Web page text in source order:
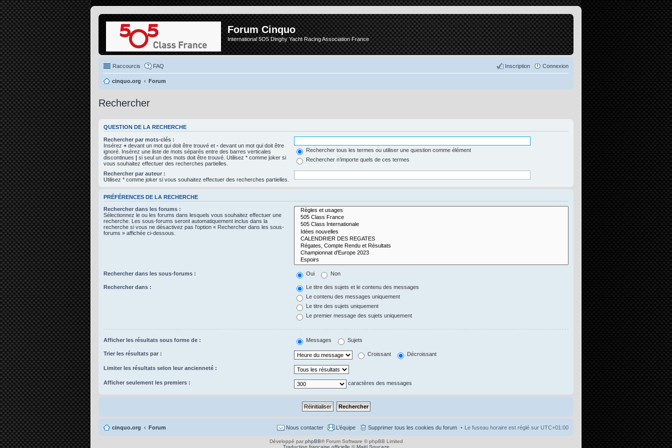
Forum Cinquo
International 5O5 Dinghy Yacht Racing Association France
Raccourcis FAQ Connexion
Inscription
cinquo.org Forum
Rechercher
QUESTION DE LA RECHERCHE
Rechercher par mots-clés :
Insérez + devant un mot qui doit être trouvé et - devant un mot qui doit être
ignoré. Insérez une liste de mots séparés entre des barres verticales
discontinues | si seul un des mots doit être trouvé. Utilisez * comme joker si
vous souhaitez effectuer des recherches partielles.
Rechercher tous les termes ou utiliser une question comme élément
Rechercher n’importe quels de ces termes
Rechercher par auteur :
Utilisez * comme joker si vous souhaitez effectuer des recherches partielles.
PRÉFÉRENCES DE LA RECHERCHE
Rechercher dans les forums :
Sélectionnez le ou les forums dans lesquels vous souhaitez effectuer une
recherche. Les sous-forums seront automatiquement inclus dans la
recherche si vous ne désactivez pas l’option « Rechercher dans les sous-
forums » affichée ci-dessous.
Rechercher dans les sous-forums : Oui Non
Rechercher dans :
Le titre des sujets et le contenu des messages
Le contenu des messages uniquement
Le titre des sujets uniquement
Le premier message des sujets uniquement
Afficher les résultats sous forme de : Messages Sujets
Trier les résultats par : Croissant Décroissant
Limiter les résultats selon leur ancienneté :
Afficher seulement les premiers : caractères des messages
cinquo.org Forum Le fuseau horaire est réglé sur UTC+01:00
Supprimer tous les cookies du forum
L’équipe
Nous contacter
Développé par phpBB® Forum Software © phpBB Limited
Traduction française officielle ©Maël Soucaze